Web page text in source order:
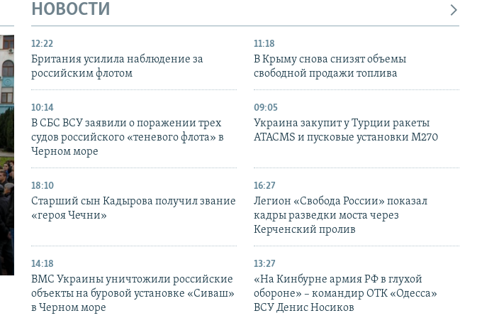
НОВОСТИ
12:22
Британия усилила наблюдение за
российским флотом
11:18
В Крыму снова снизят объемы
свободной продажи топлива
10:14
В СБС ВСУ заявили о поражении трех
судов российского «теневого флота» в
Черном море
09:05
Украина закупит у Турции ракеты
ATACMS и пусковые установки M270
18:10
Старший сын Кадырова получил звание
«героя Чечни»
16:27
Легион «Свобода России» показал
кадры разведки моста через
Керченский пролив
14:18
ВМС Украины уничтожили российские
объекты на буровой установке «Сиваш»
в Черном море
13:27
«На Кинбурне армия РФ в глухой
обороне» – командир ОТК «Одесса»
ВСУ Денис Носиков